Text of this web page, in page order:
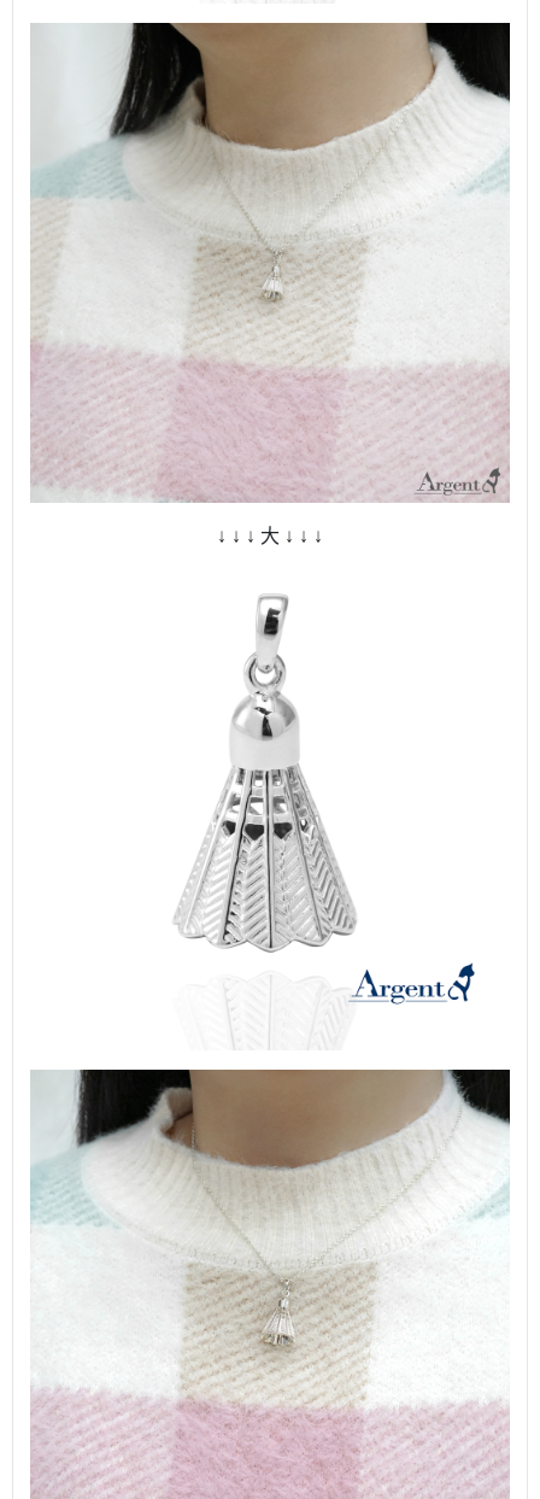
↓ ↓ ↓ 大 ↓ ↓ ↓